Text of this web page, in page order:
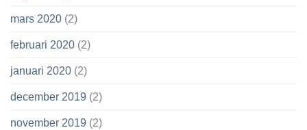
mars 2020 (2)
februari 2020 (2)
januari 2020 (2)
december 2019 (2)
november 2019 (2)